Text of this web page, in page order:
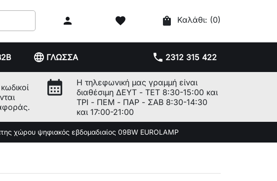
 favorite shopping_bag Καλάθι: (0)
phone 2312 315 422
language ΓΛΩΣΣΑ
calendar_month
Η τηλεφωνική μας γραμμή είναι
διαθέσιμη ΔΕΥΤ - ΤΕΤ 8:30-15:00 και
ΤΡΙ - ΠΕΜ - ΠΑΡ - ΣΑΒ 8:30-14:30
και 17:00-21:00
χώρου ψηφιακός εβδομαδιαίος 09BW EUROLAMP